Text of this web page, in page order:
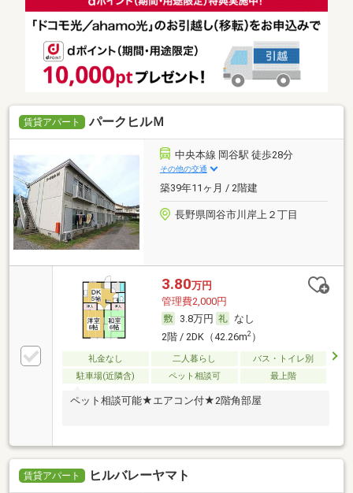
賃貸アパート パークヒルＭ
中央本線 岡谷駅 徒歩28分
その他の交通
築39年11ヶ月 / 2階建
長野県岡谷市川岸上２丁目
3.80万円
管理費2,000円
3.8万円
なし
2階 / 2DK（42.26m2）
礼金なし 二人暮らし
バス・トイレ別
駐車場(近隣含)
ペット相談可 最上階
ペット相談可能★エアコン付★2階角部屋
賃貸アパート ヒルバレーヤマト